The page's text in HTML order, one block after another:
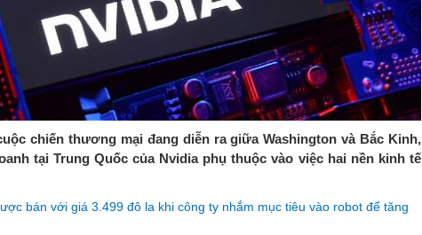
chiến thương mại đang diễn ra giữa Washington và Bắc Kinh,
tại Trung Quốc của Nvidia phụ thuộc vào việc hai nền kinh tế
bán với giá 3.499 đô la khi công ty nhắm mục tiêu vào robot để tăng